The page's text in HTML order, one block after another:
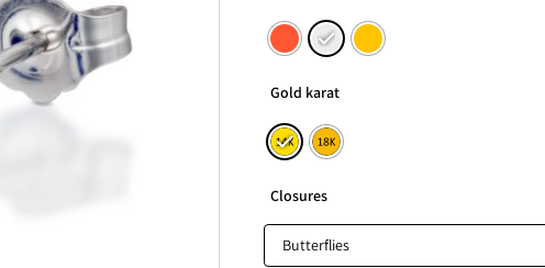
Gold karat
Closures